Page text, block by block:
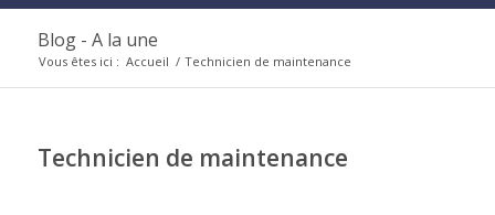
Blog - A la une
Vous êtes ici : Accueil / Technicien de maintenance
Technicien de maintenance